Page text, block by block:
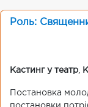
Роль:
Кастинг у театр
Постановка